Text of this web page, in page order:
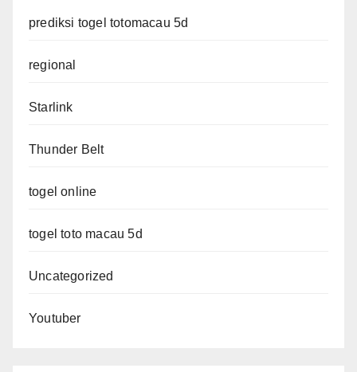
prediksi togel totomacau 5d
regional
Starlink
Thunder Belt
togel online
togel toto macau 5d
Uncategorized
Youtuber